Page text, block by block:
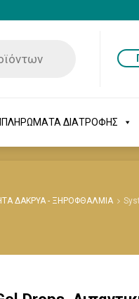
ΔΙΑΤΡΟΦΗΣ
ΔΙΑΤΡΟΦΗΣ
ΔΑΚΡΥΑ - ΞΗΡΟΦΘΑΛΜΙΑ